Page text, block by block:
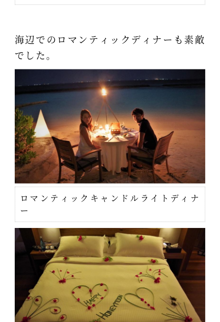
海辺でのロマンティックディナーも素敵
でした。
ロマンティックキャンドルライトディナ
ー